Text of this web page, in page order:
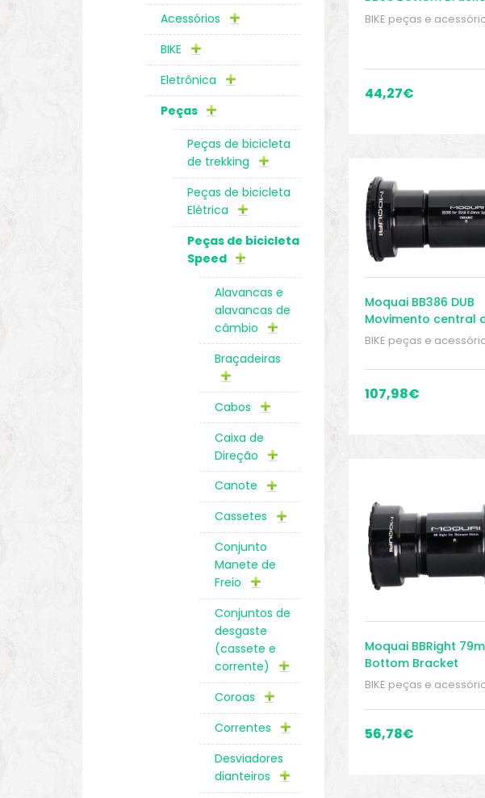
BIKE peças e
44,27€
Moquai BB386 DUB
Movimento central
cerâmica
BIKE peças e
Pressfit,Sport Gears,
Inferior
107,98€
Moquai BBRight
Bottom Bracket
BIKE peças e
Pressfit,Sport Gears,
Inferior
56,78€
Acessórios
BIKE
Eletrônica
Peças
Peças de bicicleta
de trekking
Peças de bicicleta
Elétrica
Peças de bicicleta
Speed
Alavancas e
alavancas de
câmbio
Braçadeiras
Cabos
Caixa de
Direção
Canote
Cassetes
Conjunto
Manete de
Freio
Conjuntos de
desgaste
(cassete e
corrente)
Coroas
Correntes
Desviadores
dianteiros